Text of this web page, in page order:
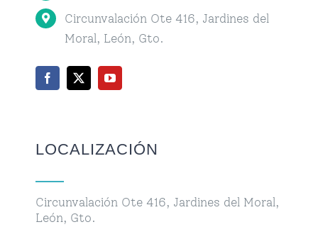
Circunvalación Ote 416, Jardines del
Moral, León, Gto.
LOCALIZACIÓN
Circunvalación Ote 416, Jardines del Moral,
León, Gto.